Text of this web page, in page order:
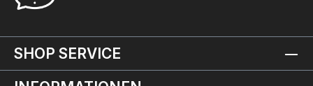
SHOP SERVICE